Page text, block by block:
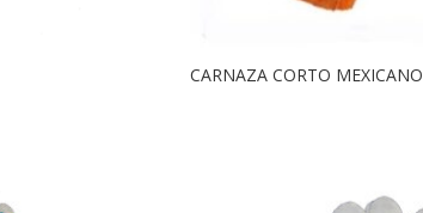
CARNAZA CORTO MEXICANO